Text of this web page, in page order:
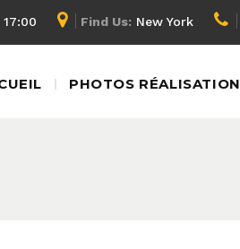
Find Us: New York
PHOTOS